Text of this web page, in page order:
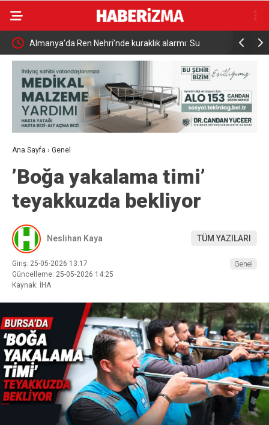
Su Uludağ’da çıkan orman yangını söndürüldü
Ana Sayfa › Genel
’Boğa yakalama timi’
teyakkuzda bekliyor
Neslihan Kaya TÜM YAZILARI
Giriş: 25-05-2026 13:17
Güncelleme: 25-05-2026 14:25
Kaynak: İHA
Genel